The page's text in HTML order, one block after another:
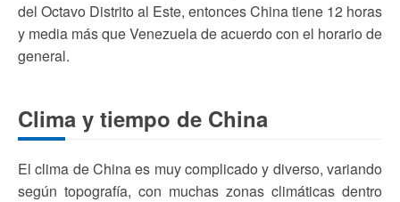
del Octavo Distrito al Este, entonces China tiene 12 horas
y media más que Venezuela de acuerdo con el horario de
general.
Clima y tiempo de China
El clima de China es muy complicado y diverso, variando
según topografía, con muchas zonas climáticas dentro